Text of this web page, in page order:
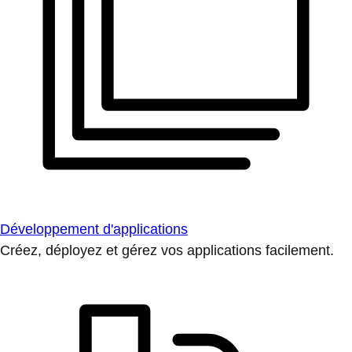
Développement d'applications
Créez, déployez et gérez vos applications facilement.